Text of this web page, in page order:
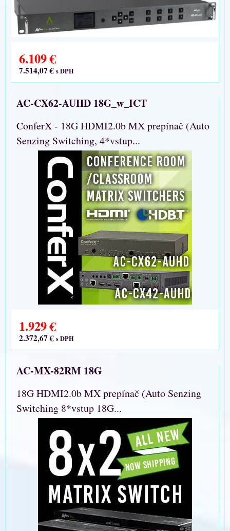
6.109 €
7.514,07 € s DPH
AC-CX62-AUHD 18G_w_ICT
ConferX - 18G HDMI2.0b MX prepínač (Auto
Senzing Switching, 4*vstup...
1.929 €
2.372,67 € s DPH
AC-MX-82RM 18G
18G HDMI2.0b MX prepínač (Auto Senzing
Switching 8*vstup 18G...